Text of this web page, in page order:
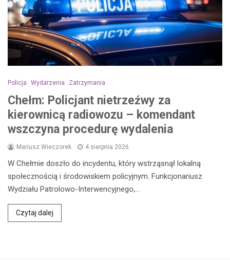
Policja Wydarzenia Zatrzymania
Chełm: Policjant nietrzeźwy za
kierownicą radiowozu – komendant
wszczyna procedurę wydalenia
Mariusz Wieczorek 4 sierpnia 2026
W Chełmie doszło do incydentu, który wstrząsnął lokalną
społecznością i środowiskiem policyjnym. Funkcjonariusz
Wydziału Patrolowo-Interwencyjnego,…
Czytaj dalej